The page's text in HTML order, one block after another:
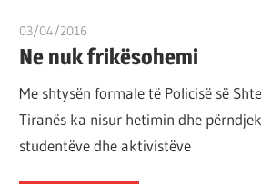
03/04/2016
Ne nuk frikësohemi
Me shtysën formale të Policisë së
Tiranës ka nisur hetimin dhe
studentëve dhe aktivistëve